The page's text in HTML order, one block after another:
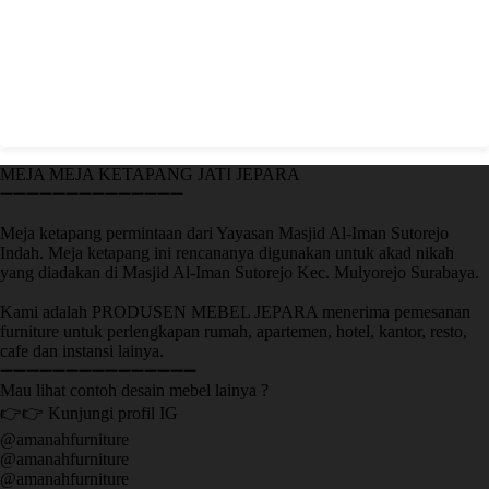
MEJA MEJA KETAPANG JATI JEPARA
➖➖➖➖➖➖➖➖➖➖➖➖➖➖
Meja ketapang permintaan dari Yayasan Masjid Al-Iman Sutorejo
Indah. Meja ketapang ini rencananya digunakan untuk akad nikah
yang diadakan di Masjid Al-Iman Sutorejo Kec. Mulyorejo Surabaya.
Kami adalah PRODUSEN MEBEL JEPARA menerima pemesanan
furniture untuk perlengkapan rumah, apartemen, hotel, kantor, resto,
cafe dan instansi lainya.
➖➖➖➖➖➖➖➖➖➖➖➖➖➖➖
Mau lihat contoh desain mebel lainya ?
👉👉 Kunjungi profil IG
@amanahfurniture
@amanahfurniture
@amanahfurniture